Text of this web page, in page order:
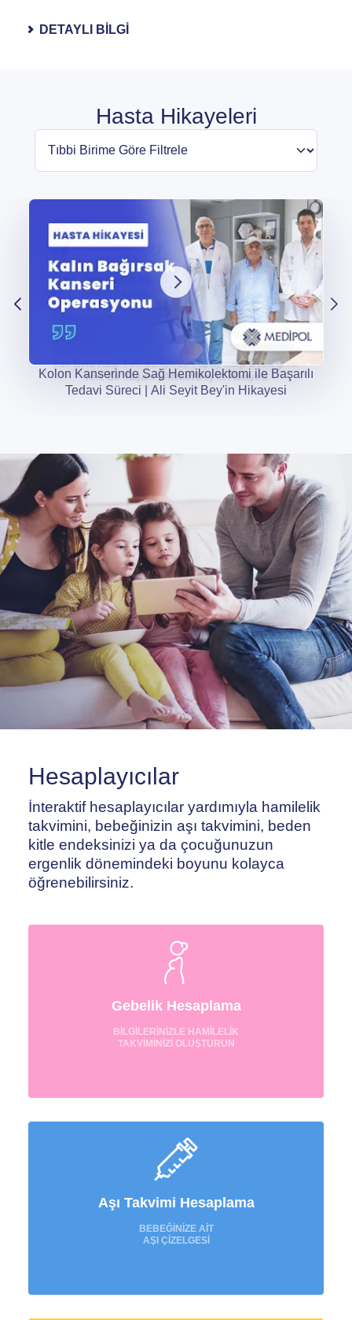
DETAYLI BİLGİ
Hasta Hikayeleri
Kolon Kanserinde Sağ Hemikolektomi ile Başarılı
Tedavi Süreci | Ali Seyit Bey'in Hikayesi
Hesaplayıcılar
İnteraktif hesaplayıcılar yardımıyla hamilelik
takvimini, bebeğinizin aşı takvimini, beden
kitle endeksinizi ya da çocuğunuzun
ergenlik dönemindeki boyunu kolayca
öğrenebilirsiniz.
Gebelik Hesaplama
BİLGİLERİNİZLE HAMİLELİK
TAKVİMİNİZİ OLUŞTURUN
Aşı Takvimi Hesaplama
BEBEĞİNİZE AİT
AŞI ÇİZELGESİ